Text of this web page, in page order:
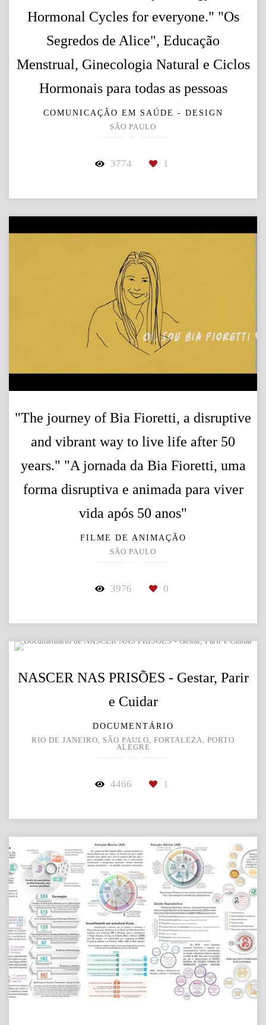
Hormonal Cycles for everyone." "Os
Segredos de Alice", Educação
Menstrual, Ginecologia Natural e Ciclos
Hormonais para todas as pessoas
COMUNICAÇÃO EM SAÚDE - DESIGN
SÃO PAULO
3774 1
"The journey of Bia Fioretti, a disruptive
and vibrant way to live life after 50
years." "A jornada da Bia Fioretti, uma
forma disruptiva e animada para viver
vida após 50 anos"
FILME DE ANIMAÇÃO
SÃO PAULO
3976 0
NASCER NAS PRISÕES - Gestar, Parir
e Cuidar
DOCUMENTÁRIO
RIO DE JANEIRO, SÃO PAULO, FORTALEZA, PORTO
ALEGRE
4466 1